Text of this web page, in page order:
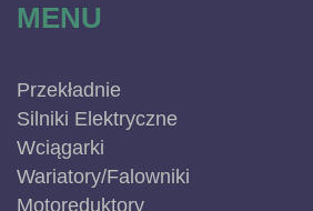
MENU
Przekładnie
Silniki Elektryczne
Wciągarki
Wariatory/Falowniki
Motoreduktory